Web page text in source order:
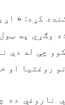
کړه: «
وګړي په
چې له دې
روغتیا او
ناروغي ده